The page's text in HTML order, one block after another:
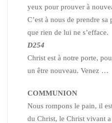
yeux pour prouver à
C’est à nous de prendre sa
que rien de lui ne s’efface.
D254
Christ est à notre porte,
un être nouveau. Venez …
COMMUNION
Nous rompons le pain, il
du Christ, le Christ vivant